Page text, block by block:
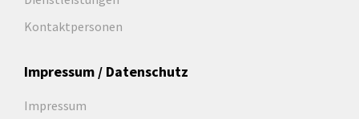
Kontaktpersonen
Impressum / Datenschutz
Impressum